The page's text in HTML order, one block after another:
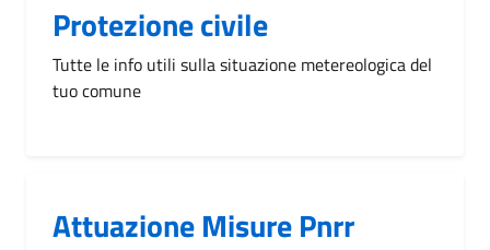
Protezione civile
Tutte le info utili sulla situazione metereologica del
tuo comune
Attuazione Misure Pnrr